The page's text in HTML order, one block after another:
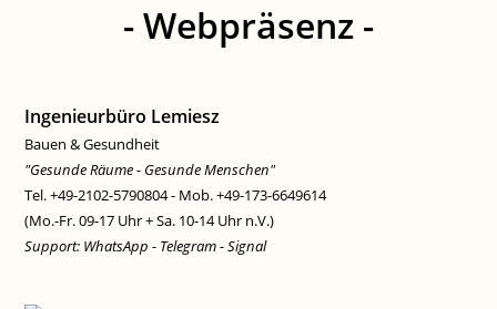
- Webpräsenz -
Ingenieurbüro Lemiesz
Bauen & Gesundheit
"Gesunde Räume - Gesunde Menschen"
Tel. +49-2102-5790804 - Mob. +49-173-6649614
(Mo.-Fr. 09-17 Uhr + Sa. 10-14 Uhr n.V.)
Support: WhatsApp - Telegram - Signal